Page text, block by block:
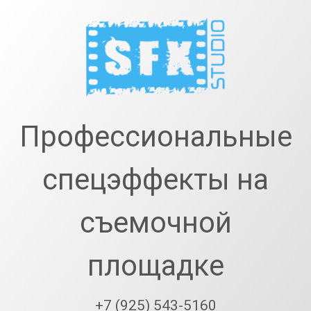
Профессиональные
спецэффекты на
съемочной
площадке
+7 (925) 543-5160